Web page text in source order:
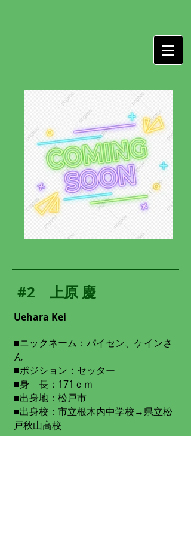
#2 上原 慶
Uehara Kei
■ニックネーム：パイセン、ケインさ
ん​​​
■ポジション：セッター
■身 長：171ｃｍ
■出身地：松戸市
■出身校：市立根木内中学校→県立松
戸秋山高校